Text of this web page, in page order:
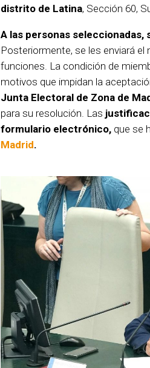
distrito de Latina, Sección 60,
A las personas
Posteriormente, se les enviará
funciones. La condición de
motivos que impidan la
Junta Electoral de Zona de
para su resolución. Las
formulario electrónico, que se
Madrid.